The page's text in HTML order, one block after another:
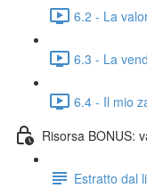
6.2 - La
6.3 - La
6.4 - Il mio
Risorsa BONUS:
Estratto dal